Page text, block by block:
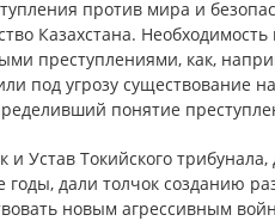
против мира и
Казахстана.
преступлениями, как,
под угрозу существование
понятие
и Устав Токийского
годы, дали толчок созданию
новым агрессивным